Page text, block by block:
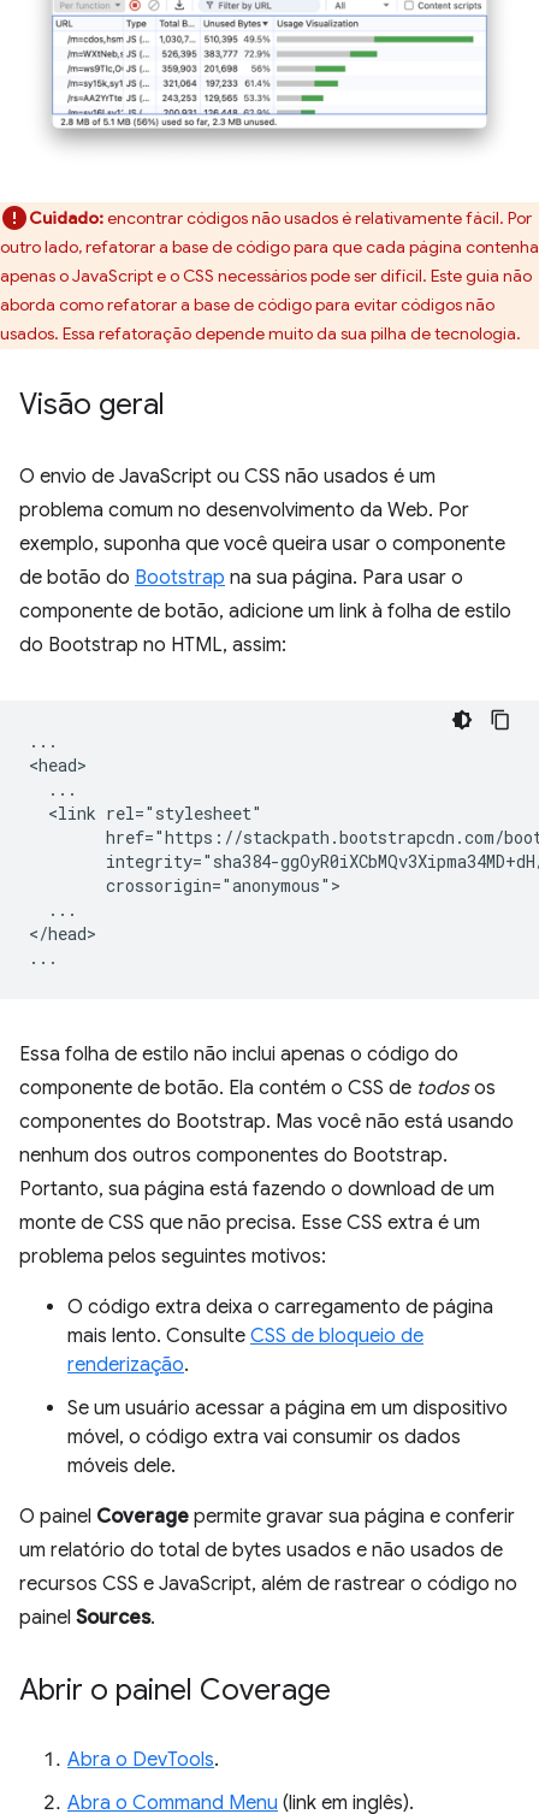
Cuidado:encontrar códigos não usados é relativamente fácil. Por
outro lado, refatorar a base de código para que cada página contenha
apenas o JavaScript e o CSS necessários pode ser difícil. Este guia não
aborda como refatorar a base de código para evitar códigos não
usados. Essa refatoração depende muito da sua pilha de tecnologia.
Visão geral
O envio de JavaScript ou CSS não usados é um
problema comum no desenvolvimento da Web. Por
exemplo, suponha que você queira usar o componente
de botão do Bootstrap na sua página. Para usar o
componente de botão, adicione um link à folha de estilo
do Bootstrap no HTML, assim:
...
<head>
  ...
  <link rel="stylesheet"
href="https://stackpath.bootstrapcdn.com/
integrity="sha384-
        crossorigin="anonymous">
  ...
</head>
Essa folha de estilo não inclui apenas o código do
componente de botão. Ela contém o CSS de todosos
componentes do Bootstrap. Mas você não está usando
nenhum dos outros componentes do Bootstrap.
Portanto, sua página está fazendo o download de um
monte de CSS que não precisa. Esse CSS extra é um
problema pelos seguintes motivos:
O código extra deixa o carregamento de página
mais lento. Consulte CSS de bloqueio de
renderização.
Se um usuário acessar a página em um dispositivo
móvel, o código extra vai consumir os dados
móveis dele.
O painel Coverage permite gravar sua página e conferir
um relatório do total de bytes usados e não usados de
recursos CSS e JavaScript, além de rastrear o código no
painel Sources.
Abrir o painel Coverage
Abra o DevTools.
Abra o Command Menu (link em inglês).